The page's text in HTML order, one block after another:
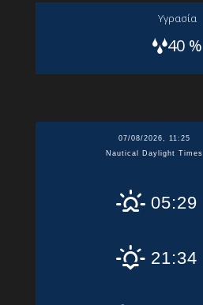
Yγρασία
40 %
07/08/2026, 11:25
Nautical Daylight Times
05:29
21:34